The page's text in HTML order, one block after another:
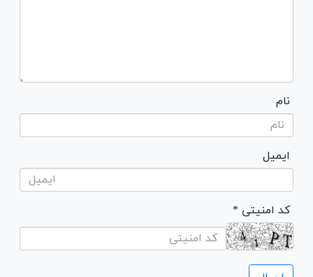
نام
ایمیل
* کد امنیتی